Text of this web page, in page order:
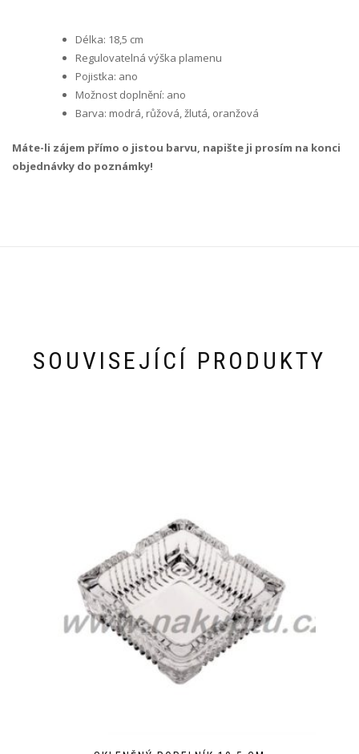
Délka: 18,5 cm
Regulovatelná výška plamenu
Pojistka: ano
Možnost doplnění: ano
Barva: modrá, růžová, žlutá, oranžová
Máte-li zájem přímo o jistou barvu, napište ji prosím na konci
objednávky do poznámky!
SOUVISEJÍCÍ PRODUKTY